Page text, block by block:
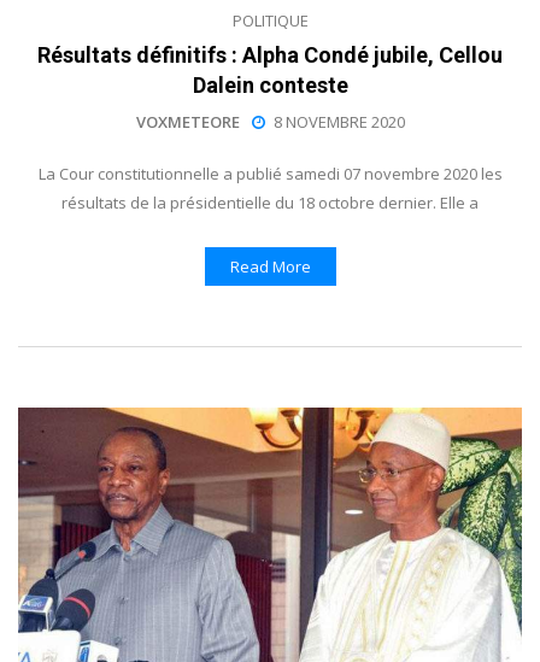
POLITIQUE
Résultats définitifs : Alpha Condé jubile, Cellou
Dalein conteste
VOXMETEORE 8 NOVEMBRE 2020
La Cour constitutionnelle a publié samedi 07 novembre 2020 les
résultats de la présidentielle du 18 octobre dernier. Elle a
Read More